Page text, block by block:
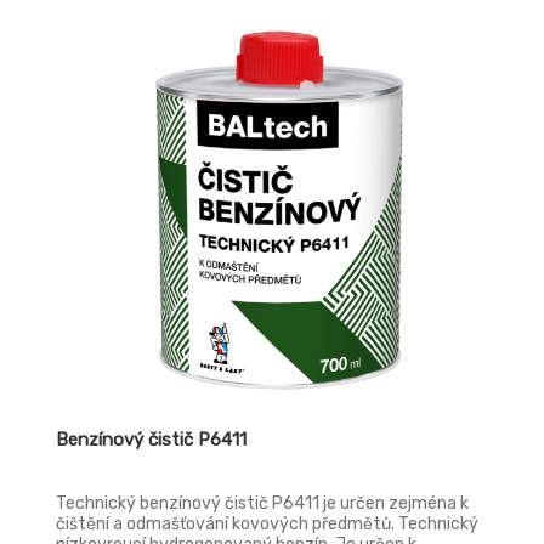
Benzínový čistič P6411
Technický benzínový čistič P6411 je určen zejména k
čištění a odmašťování kovových předmětů. Technický